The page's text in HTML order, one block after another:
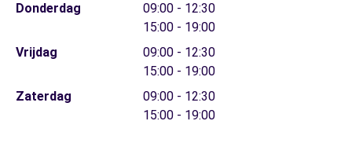
Donderdag
09:00 - 12:30
15:00 - 19:00
Vrijdag
09:00 - 12:30
15:00 - 19:00
Zaterdag
09:00 - 12:30
15:00 - 19:00